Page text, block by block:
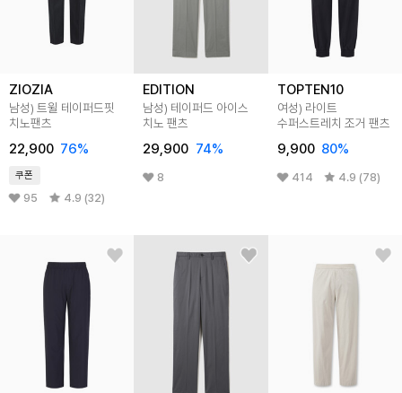
ZIOZIA
남성) 트윌 테이퍼드핏
치노팬츠
22,900 76%
쿠폰
95 4.9 (32)
EDITION
남성) 테이퍼드 아이스
치노 팬츠
29,900 74%
8
TOPTEN10
여성) 라이트
수퍼스트레치 조거 팬츠
9,900 80%
414 4.9 (78)